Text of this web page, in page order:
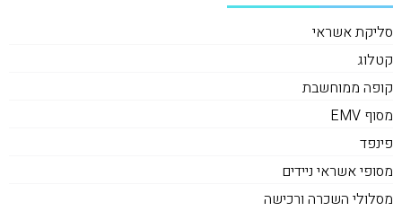
סליקת אשראי
קטלוג
קופה ממוחשבת
מסוף EMV
פינפד
מסופי אשראי ניידים
מסלולי השכרה ורכישה